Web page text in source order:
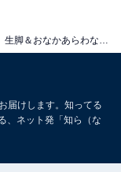
届けします。知ってる
、ネット発「知ら（な